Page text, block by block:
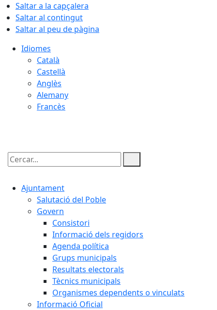
Saltar a la capçalera
Saltar al contingut
Saltar al peu de pàgina
Idiomes
Català
Castellà
Anglès
Alemany
Francès
Cercar:
Ajuntament
Salutació del Poble
Govern
Consistori
Informació dels regidors
Agenda política
Grups municipals
Resultats electorals
Tècnics municipals
Organismes dependents o vinculats
Informació Oficial